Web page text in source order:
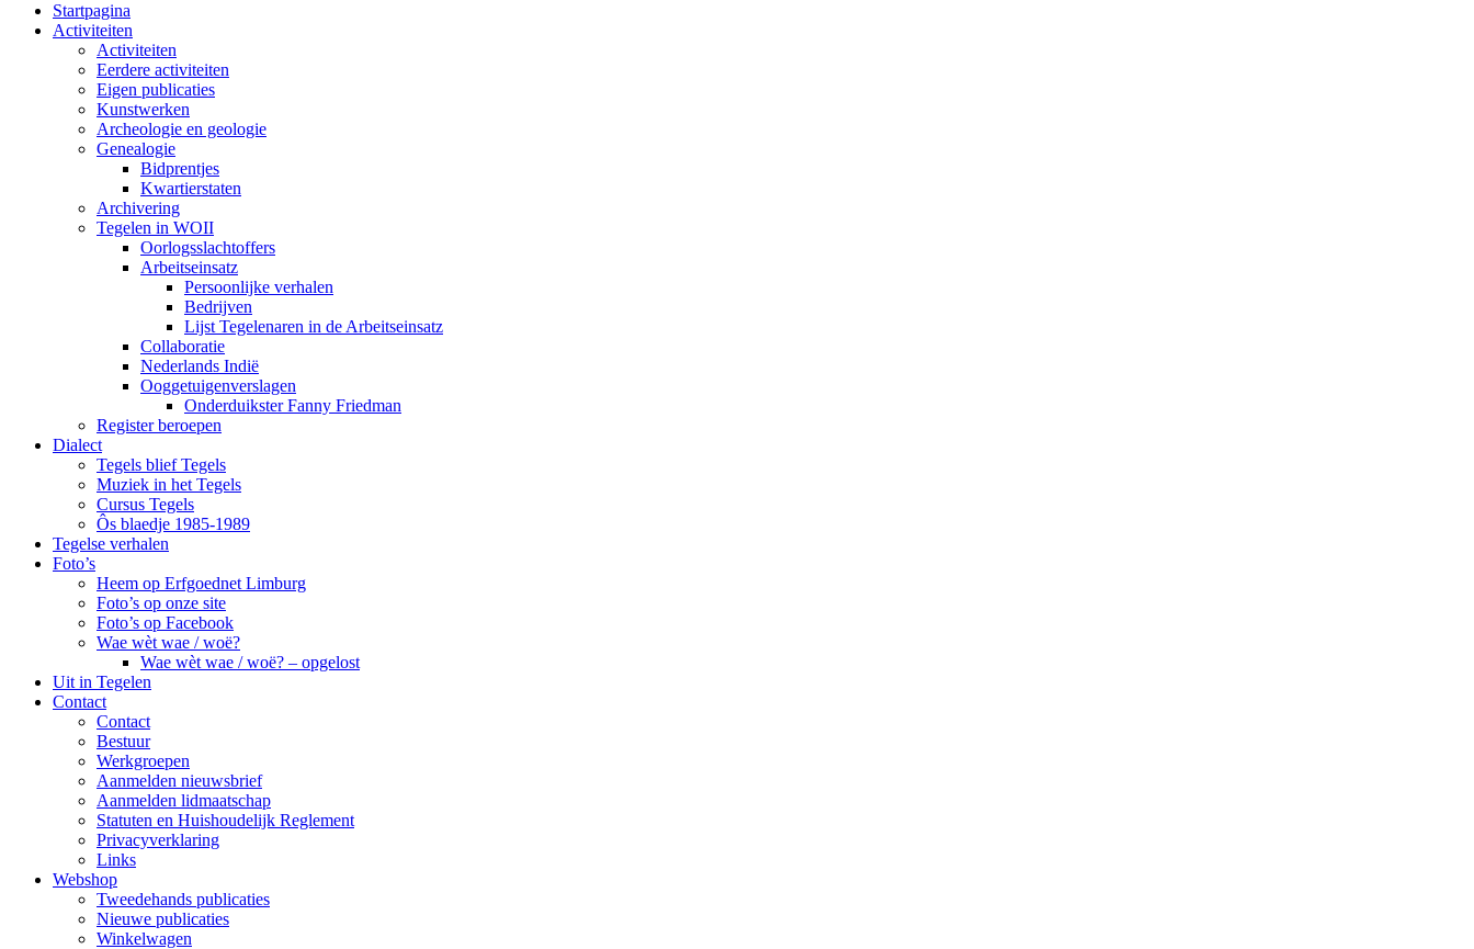
Startpagina
Activiteiten
Activiteiten
Eerdere activiteiten
Eigen publicaties
Kunstwerken
Archeologie en geologie
Genealogie
Bidprentjes
Kwartierstaten
Archivering
Tegelen in WOII
Oorlogsslachtoffers
Arbeitseinsatz
Persoonlijke verhalen
Bedrijven
Lijst Tegelenaren in de Arbeitseinsatz
Collaboratie
Nederlands Indië
Ooggetuigenverslagen
Onderduikster Fanny Friedman
Register beroepen
Dialect
Tegels blief Tegels
Muziek in het Tegels
Cursus Tegels
Ôs blaedje 1985-1989
Tegelse verhalen
Foto’s
Heem op Erfgoednet Limburg
Foto’s op onze site
Foto’s op Facebook
Wae wèt wae / woë?
Wae wèt wae / woë? – opgelost
Uit in Tegelen
Contact
Contact
Bestuur
Werkgroepen
Aanmelden nieuwsbrief
Aanmelden lidmaatschap
Statuten en Huishoudelijk Reglement
Privacyverklaring
Links
Webshop
Tweedehands publicaties
Nieuwe publicaties
Winkelwagen